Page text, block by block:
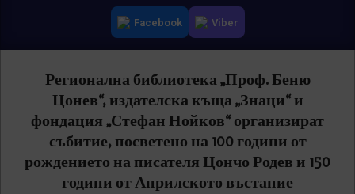
Facebook Viber
Регионална библиотека „Проф. Беню
Цонев“, издателска къща „Знаци“ и
фондация „Стефан Нойков“ организират
събитие, посветено на 100 години от
рождението на писателя Цончо Родев и 150
години от Априлското въстание